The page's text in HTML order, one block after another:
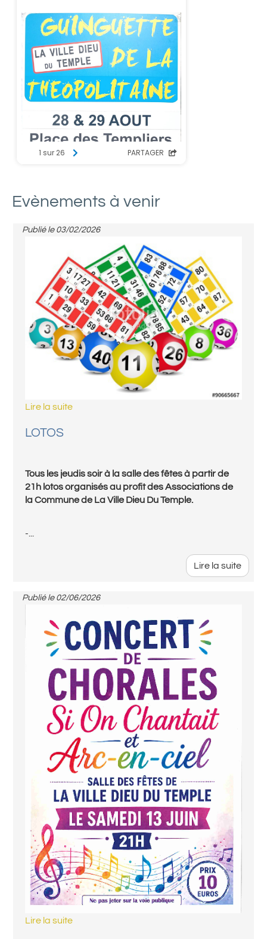
Evènements à venir
Publié le 03/02/2026
Lire la suite
LOTOS
Tous les jeudis soir à la salle des fêtes à partir de
21h lotos organisés au profit des Associations de
la Commune de La Ville Dieu Du Temple.
-...
Lire la suite
Publié le 02/06/2026
Lire la suite